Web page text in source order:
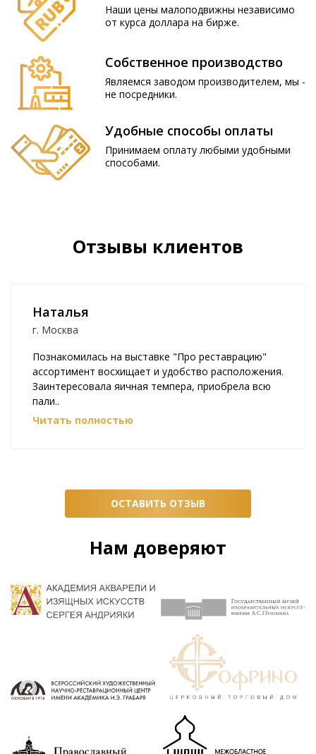
Наши цены малоподвижны независимо
от курса доллара на бирже.
Собственное производство
Являемся заводом производителем, мы -
не посредники.
Удобные способы оплаты
Принимаем оплату любыми удобными
способами.
Отзывы клиентов
Наталья
г. Москва
Познакомилась на выставке "Про реставрацию"
ассортимент восхищает и удобство расположения.
Заинтересовала яичная темпера, приобрела всю
пали..
Читать полностью
ОСТАВИТЬ ОТЗЫВ
Нам доверяют